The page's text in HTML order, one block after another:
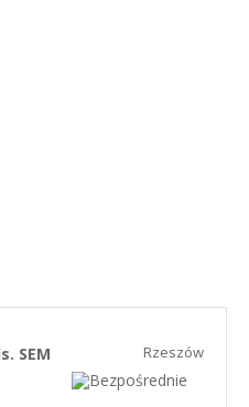
SEM Rzeszów